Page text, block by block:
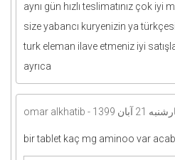
aynı gün hızlı teslimatınız çok iyi
size yabancı kuryenizin ya
turk eleman ilave etmeniz iyi
ayrıca
bir tablet kaç mg aminoo var